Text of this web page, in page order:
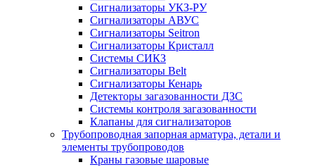
Сигнализаторы УКЗ-РУ
Сигнализаторы АВУС
Сигнализаторы Seitron
Сигнализаторы Кристалл
Системы СИКЗ
Сигнализаторы Belt
Сигнализаторы Кенарь
Детекторы загазованности ДЗС
Системы контроля загазованности
Клапаны для сигнализаторов
Трубопроводная запорная арматура, детали и
элементы трубопроводов
Краны газовые шаровые